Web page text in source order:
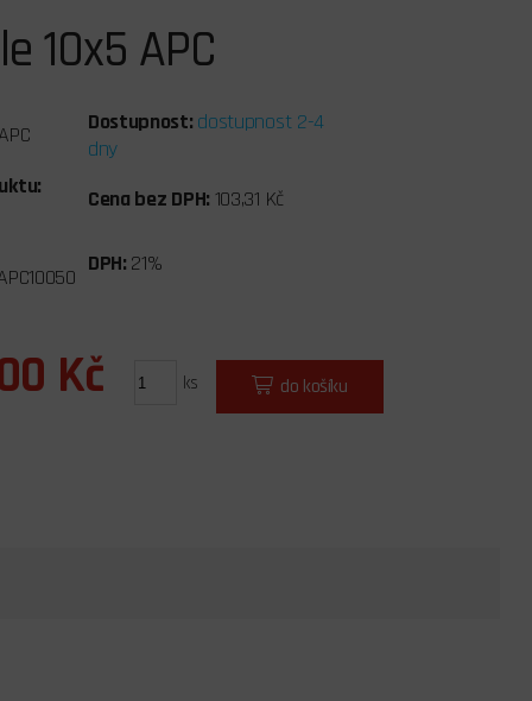
10x5 APC
Dostupnost: dostupnost 2-4
dny
Cena bez DPH: 103,31 Kč
DPH: 21%
Kč ks do košíku